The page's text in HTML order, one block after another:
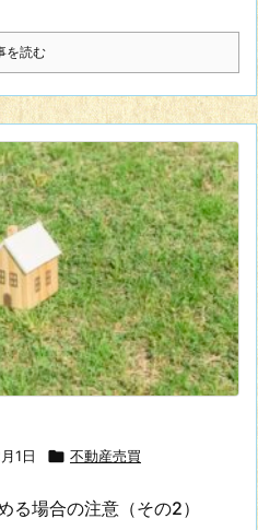
を読む
1日  不動産売買
る場合の注意（その2）